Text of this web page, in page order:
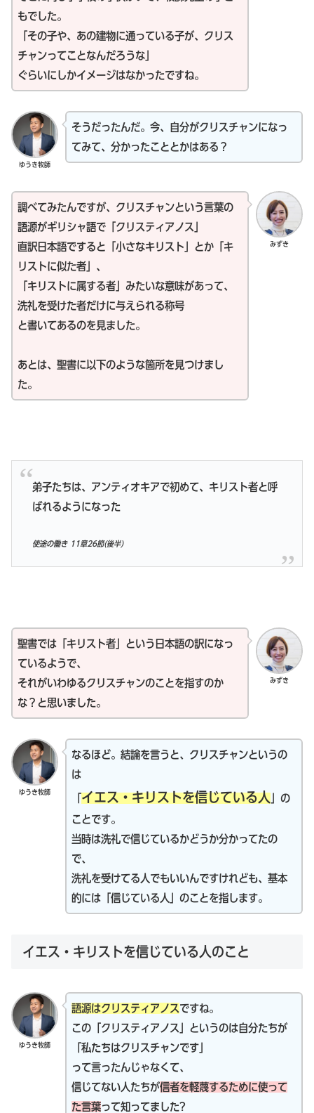
もでした。
「その子や、あの建物に通っている子が、クリス
チャンってことなんだろうな」
ぐらいにしかイメージはなかったですね。
ゆうき牧師
そうだったんだ。今、自分がクリスチャンになっ
てみて、分かったこととかはある？
みずき
調べてみたんですが、クリスチャンという言葉の
語源がギリシャ語で「クリスティアノス」
直訳日本語ですると「小さなキリスト」とか「キ
リストに似た者」、
「キリストに属する者」みたいな意味があって、
洗礼を受けた者だけに与えられる称号
と書いてあるのを見ました。
あとは、聖書に以下のような箇所を見つけまし
た。
弟子たちは、アンティオキアで初めて、キリスト者と呼
ばれるようになった
使途の働き 11章26節(後半)
みずき
聖書では「キリスト者」という日本語の訳になっ
ているようで、
それがいわゆるクリスチャンのことを指すのか
な？と思いました。
ゆうき牧師
なるほど。結論を言うと、クリスチャンというの
は
イエス・キリストを信じている人 」の
ことです。
当時は洗礼で信じているかどうか分かってたの
で、
洗礼を受けてる人でもいいんですけれども、基本
的には「信じている人」のことを指します。
イエス・キリストを信じている人のこと
ゆうき牧師
語源はクリスティアノスですね。
この「クリスティアノス」というのは自分たちが
「私たちはクリスチャンです」
って言ったんじゃなくて、
信じてない人たちが信者を軽蔑するために使って
た言葉って知ってました?